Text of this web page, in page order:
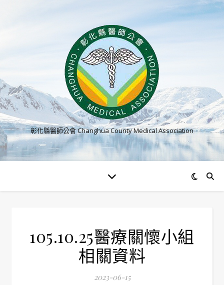
彰化縣醫師公會 Changhua County Medical Association
105.10.25醫療關懷小組
相關資料
2023-06-15